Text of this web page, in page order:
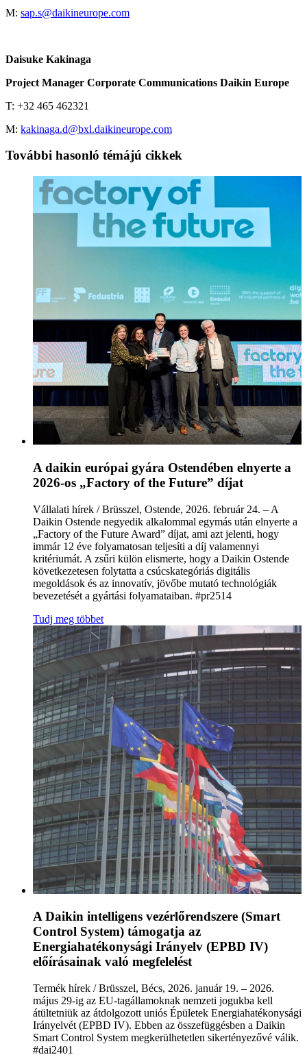
M: sap.s@daikineurope.com
Daisuke Kakinaga
Project Manager Corporate Communications Daikin Europe
T: +32 465 462321
M: kakinaga.d@bxl.daikineurope.com
További hasonló témájú cikkek
A daikin európai gyára Ostendében elnyerte a
2026-os „Factory of the Future” díjat
Vállalati hírek / Brüsszel, Ostende, 2026. február 24. – A
Daikin Ostende negyedik alkalommal egymás után elnyerte a
„Factory of the Future Award” díjat, ami azt jelenti, hogy
immár 12 éve folyamatosan teljesíti a díj valamennyi
kritériumát. A zsűri külön elismerte, hogy a Daikin Ostende
következetesen folytatta a csúcskategóriás digitális
megoldások és az innovatív, jövőbe mutató technológiák
bevezetését a gyártási folyamataiban. #pr2514
Tudj meg többet
A Daikin intelligens vezérlőrendszere (Smart
Control System) támogatja az
Energiahatékonysági Irányelv (EPBD IV)
előírásainak való megfelelést
Termék hírek / Brüsszel, Bécs, 2026. január 19. – 2026.
május 29‑ig az EU-tagállamoknak nemzeti jogukba kell
átültetniük az átdolgozott uniós Épületek Energiahatékonysági
Irányelvét (EPBD IV). Ebben az összefüggésben a Daikin
Smart Control System megkerülhetetlen sikertényezővé válik.
#dai2401